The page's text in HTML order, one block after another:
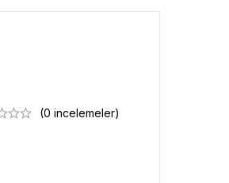
(0 incelemeler)